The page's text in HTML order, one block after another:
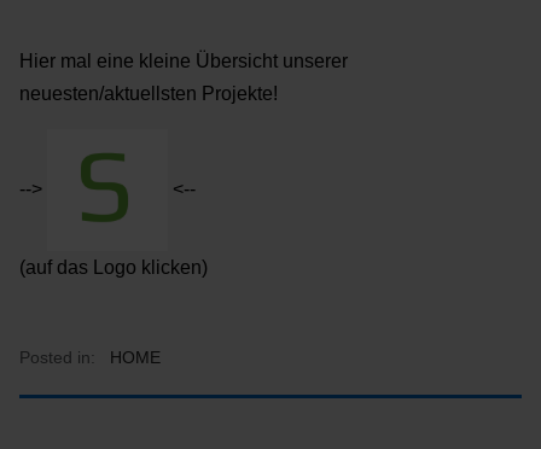
Hier mal eine kleine Übersicht unserer
neuesten/aktuellsten Projekte!
--> <--
(auf das Logo klicken)
Posted in: HOME